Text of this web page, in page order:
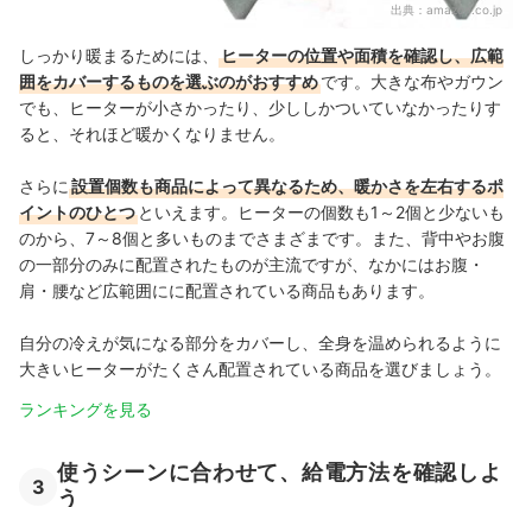
出典： amazon.co.jp
しっかり暖まるためには、
ヒーターの位置や面積を確認し、広範
囲をカバーするものを選ぶのがおすすめです。大きな布やガウン
でも、ヒーターが小さかったり、少ししかついていなかったりす
ると、それほど暖かくなりません。
さらに 設置個数も商品によって異なるため、暖かさを左右するポ
イントのひとつ といえます。ヒーターの個数も1～2個と少ないも
のから、7～8個と多いものまでさまざまです。また、背中やお腹
の一部分のみに配置されたものが主流ですが、なかにはお腹・
肩・腰など広範囲にに配置されている商品もあります。
自分の冷えが気になる部分をカバーし、全身を温められるように
大きいヒーターがたくさん配置されている商品を選びましょう。
ランキングを見る
3
使うシーンに合わせて、給電方法を確認しよ
う